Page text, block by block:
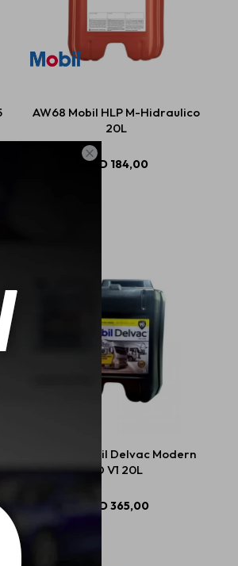

AW68 Mobil HLP M-Hidraulico
20L
USD 184,00
10W40 Mobil Delvac Modern
SD V1 20L
USD365,00